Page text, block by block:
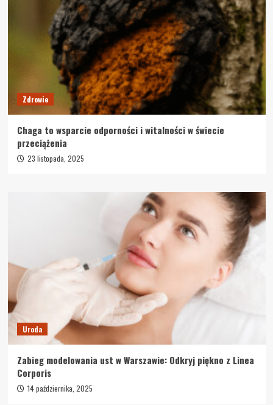
Zdrowie
Chaga to wsparcie odporności i witalności w świecie
przeciążenia
23 listopada, 2025
Uroda
Zabieg modelowania ust w Warszawie: Odkryj piękno z Linea
Corporis
14 października, 2025